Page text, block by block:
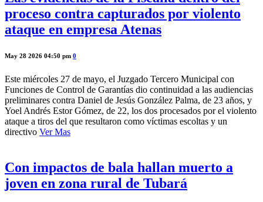
proceso contra capturados por violento
ataque en empresa Atenas
May 28 2026 04:50 pm 0
Este miércoles 27 de mayo, el Juzgado Tercero Municipal con
Funciones de Control de Garantías dio continuidad a las audiencias
preliminares contra Daniel de Jesús González Palma, de 23 años, y
Yoel Andrés Estor Gómez, de 22, los dos procesados por el violento
ataque a tiros del que resultaron como víctimas escoltas y un
directivo Ver Mas
Con impactos de bala hallan muerto a
joven en zona rural de Tubará